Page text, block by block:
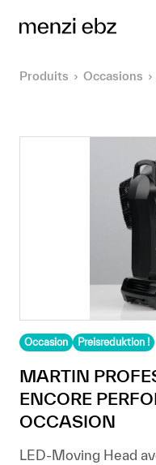
Aller au contenu principal
Produits Occasions
Occasion Preisreduktion !
MARTIN
ENCORE
OCCASION
LED-Moving Head